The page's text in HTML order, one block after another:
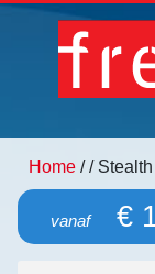
Home //
vanaf€